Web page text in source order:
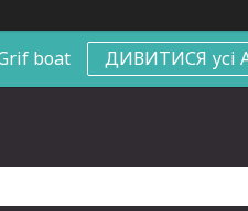
boat ДИВИТИСЯ усі